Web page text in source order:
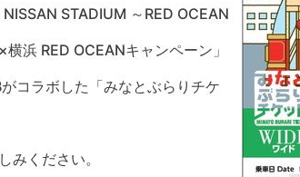
STADIUM ～RED OCEAN
浜 RED OCEANキャンペーン」
コラボした「みなとぶらりチケ
みください。